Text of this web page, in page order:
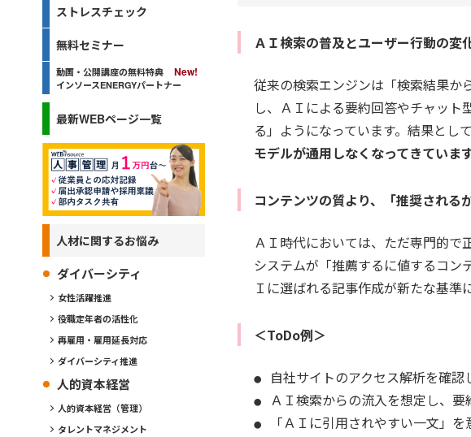
ＡＩ検索の普及とユーザー行動の変
従来の検索エンジンは「検索結果か
し、ＡＩによる要約回答やチャッ
る」ようになっています。結果として
モデルが通用しなくなってきています
コンテンツの質より、「推奨される
ＡＩ時代においては、ただ専門的
システムが「推薦するに値するコン
Ｉに選ばれる記事作成が新たな基準
＜ToDo例＞
自社サイトのアクセス解析を確
ＡＩ検索からの流入を想定し、
「ＡＩに引用されやすい一文」
ストレスチェック
無料セミナー
動画・公開講座の無料特典
インソースENERGYパートナー
最新WEBページ一覧
人材に関するお悩み
ダイバーシティ
女性活躍推進
役職定年者の活性化
再雇用・雇用延長対応
ダイバーシティ推進
人的資本経営
人的資本経営（管理）
タレントマネジメント